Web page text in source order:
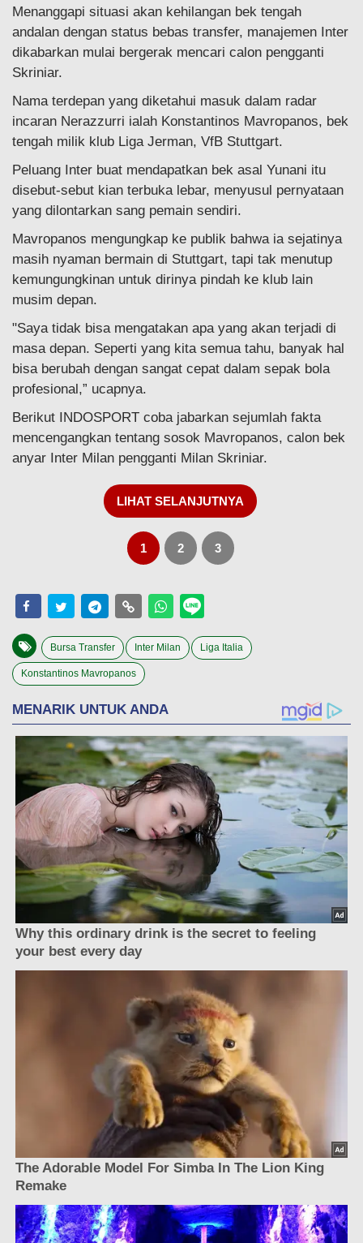
Menanggapi situasi akan kehilangan bek tengah
andalan dengan status bebas transfer, manajemen Inter
dikabarkan mulai bergerak mencari calon pengganti
Skriniar.
Nama terdepan yang diketahui masuk dalam radar
incaran Nerazzurri ialah Konstantinos Mavropanos, bek
tengah milik klub Liga Jerman, VfB Stuttgart.
Peluang Inter buat mendapatkan bek asal Yunani itu
disebut-sebut kian terbuka lebar, menyusul pernyataan
yang dilontarkan sang pemain sendiri.
Mavropanos mengungkap ke publik bahwa ia sejatinya
masih nyaman bermain di Stuttgart, tapi tak menutup
kemungungkinan untuk dirinya pindah ke klub lain
musim depan.
"Saya tidak bisa mengatakan apa yang akan terjadi di
masa depan. Seperti yang kita semua tahu, banyak hal
bisa berubah dengan sangat cepat dalam sepak bola
profesional,” ucapnya.
Berikut INDOSPORT coba jabarkan sejumlah fakta
mencengangkan tentang sosok Mavropanos, calon bek
anyar Inter Milan pengganti Milan Skriniar.
LIHAT SELANJUTNYA
1 2 3
Bursa Transfer Inter Milan Liga Italia
Konstantinos Mavropanos